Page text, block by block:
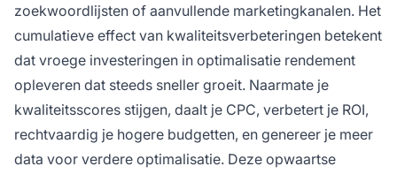
zoekwoordlijsten of aanvullende marketingkanalen. Het
cumulatieve effect van kwaliteitsverbeteringen betekent
dat vroege investeringen in optimalisatie rendement
opleveren dat steeds sneller groeit. Naarmate je
kwaliteitsscores stijgen, daalt je CPC, verbetert je ROI,
rechtvaardig je hogere budgetten, en genereer je meer
data voor verdere optimalisatie. Deze opwaartse